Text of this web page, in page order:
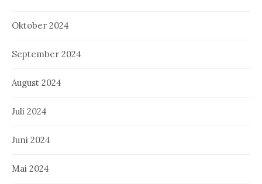
Oktober 2024
September 2024
August 2024
Juli 2024
Juni 2024
Mai 2024